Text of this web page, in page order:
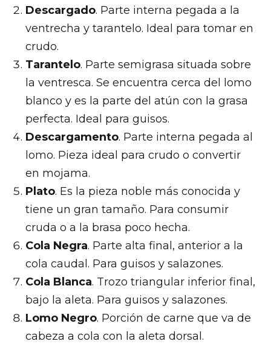
Descargado. Parte interna pegada a la
ventrecha y tarantelo. Ideal para tomar en
crudo.
Tarantelo. Parte semigrasa situada sobre
la ventresca. Se encuentra cerca del lomo
blanco y es la parte del atún con la grasa
perfecta. Ideal para guisos.
Descargamento. Parte interna pegada al
lomo. Pieza ideal para crudo o convertir
en mojama.
Plato. Es la pieza noble más conocida y
tiene un gran tamaño. Para consumir
cruda o a la brasa poco hecha.
Cola Negra. Parte alta final, anterior a la
cola caudal. Para guisos y salazones.
Cola Blanca. Trozo triangular inferior final,
bajo la aleta. Para guisos y salazones.
Lomo Negro. Porción de carne que va de
cabeza a cola con la aleta dorsal.